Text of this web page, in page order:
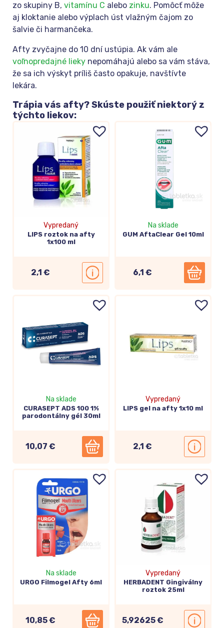
zo skupiny B, vitamínu C alebo zinku. Pomôcť môže
aj kloktanie alebo výplach úst vlažným čajom zo
šalvie či harmančeka.
Afty zvyčajne do 10 dní ustúpia. Ak vám ale
voľnopredajné lieky nepomáhajú alebo sa vám stáva,
že sa ich výskyt príliš často opakuje, navštívte
lekára.
Trápia vás afty? Skúste použiť niektorý z
týchto liekov:
Vypredaný
LIPS roztok na afty
1x100 ml
2,1 €
Na sklade
GUM AftaClear Gel 10ml
6,1 €
Na sklade
CURASEPT ADS 100 1%
parodontálny gél 30ml
10,07 €
Vypredaný
LIPS gel na afty 1x10 ml
2,1 €
Na sklade
URGO Filmogel Afty 6ml
10,85 €
Vypredaný
HERBADENT Gingiválny
roztok 25ml
5,92625 €